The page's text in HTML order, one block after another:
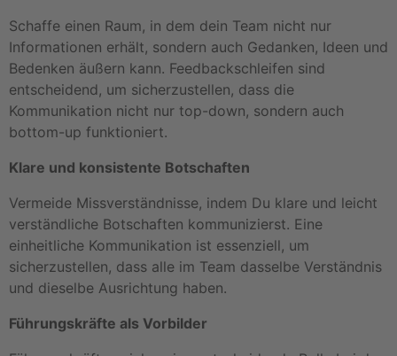
Schaffe einen Raum, in dem dein Team nicht nur
Informationen erhält, sondern auch Gedanken, Ideen und
Bedenken äußern kann. Feedbackschleifen sind
entscheidend, um sicherzustellen, dass die
Kommunikation nicht nur top-down, sondern auch
bottom-up funktioniert.
Klare und konsistente Botschaften
Vermeide Missverständnisse, indem Du klare und leicht
verständliche Botschaften kommunizierst. Eine
einheitliche Kommunikation ist essenziell, um
sicherzustellen, dass alle im Team dasselbe Verständnis
und dieselbe Ausrichtung haben.
Führungskräfte als Vorbilder